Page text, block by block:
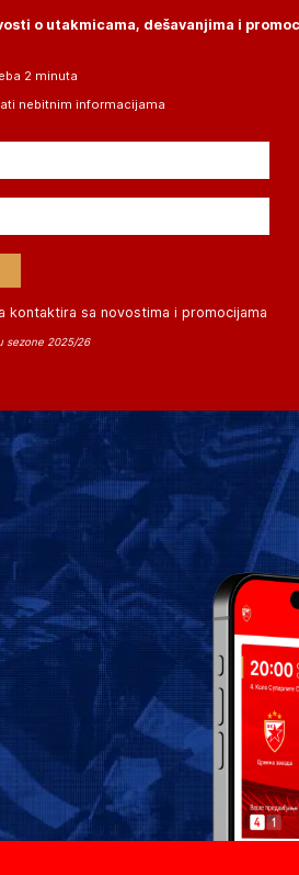
o utakmicama, dešavanjima i
2 minuta
nebitnim informacijama
kontaktira sa novostima i promocijama
sezone 2025/26